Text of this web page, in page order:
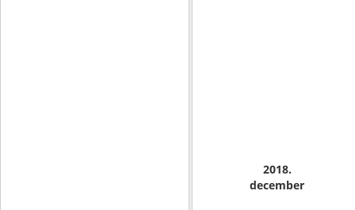
2018.
december